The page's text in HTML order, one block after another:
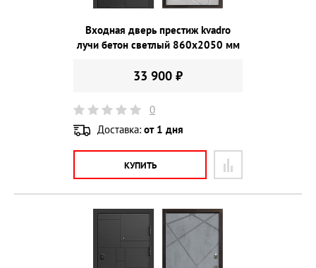
Входная дверь престиж kvadro
лучи бетон светлый 860х2050 мм
33 900 ₽
0
Доставка: от 1 дня
КУПИТЬ